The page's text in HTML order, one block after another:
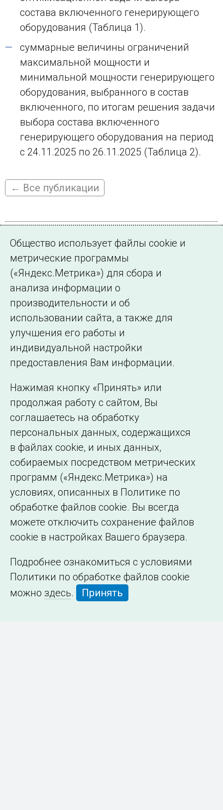
состава включенного генерирующего
оборудования (Таблица 1).
суммарные величины ограничений
максимальной мощности и
минимальной мощности генерирующего
оборудования, выбранного в состав
включенного, по итогам решения задачи
выбора состава включенного
генерирующего оборудования на период
с 24.11.2025 по 26.11.2025 (Таблица 2).
← Все публикации
Контакты по ВСВГО
Контактная информация:
baa(at)so-ups.ru
Тел.: +7-495-627-95-17
©2005–2026 АО «СО ЕЭС»
Филиалы и
представительства
образовательной
организации
Общество использует файлы cookie и
метрические программы
(«Яндекс.Метрика») для сбора и
анализа информации о
производительности и об
использовании сайта, а также для
улучшения его работы и
индивидуальной настройки
предоставления Вам информации.
Нажимая кнопку «Принять» или
продолжая работу с сайтом, Вы
соглашаетесь на обработку
персональных данных, содержащихся
в файлах cookie, и иных данных,
собираемых посредством метрических
программ («Яндекс.Метрика») на
условиях, описанных в Политике по
обработке файлов cookie. Вы всегда
можете отключить сохранение файлов
cookie в настройках Вашего браузера.
Подробнее ознакомиться с условиями
Политики по обработке файлов cookie
можно здесь. Принять